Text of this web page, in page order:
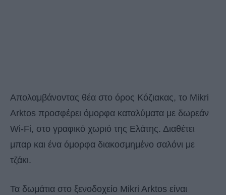
Απολαμβάνοντας θέα στο όρος Κόζιακας, το Mikri
Arktos προσφέρει όμορφα καταλύματα με δωρεάν
Wi-Fi, στο γραφικό χωριό της Ελάτης. Διαθέτει
μπαρ και ένα όμορφα διακοσμημένο σαλόνι με
τζάκι.
Τα δωμάτια στο ξενοδοχείο Mikri Arktos είναι